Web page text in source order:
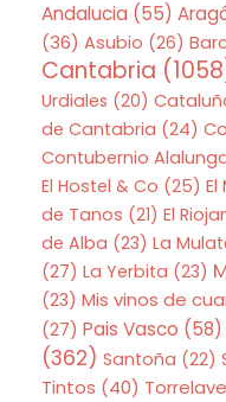
Andalucia (55)
(36) Asubio (26)
Cantabria
Urdiales (20)
de Cantabria (24)
Contubernio
El Hostel & Co (25) El
de Tanos (21) El
de Alba (23) La
(27) La Yerbita (23)
(23) Mis vinos de
(27) Pais Vasco (58)
(362) Santoña (22)
Tintos (40)